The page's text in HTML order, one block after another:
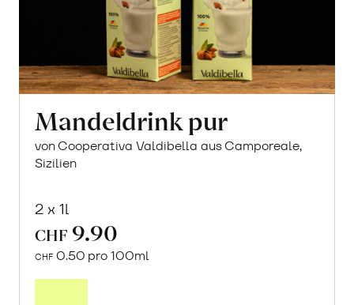
Mandeldrink pur
von Cooperativa Valdibella aus Camporeale,
Sizilien
2 x 1l
CHF 9.90
CHF 0.50 pro 100ml